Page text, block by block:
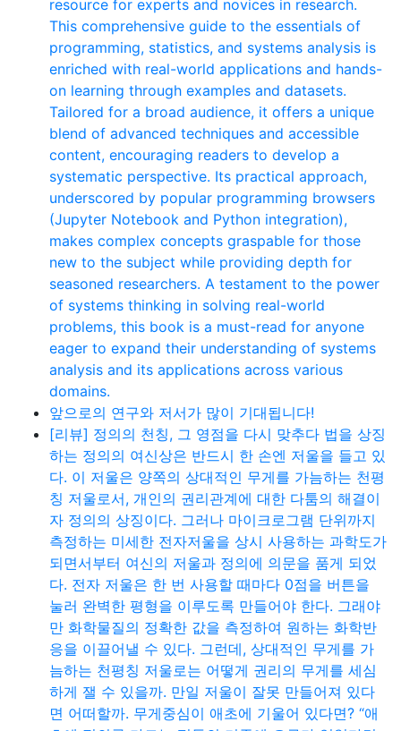
resource for experts and novices in research.
This comprehensive guide to the essentials of
programming, statistics, and systems analysis is
enriched with real-world applications and hands-
on learning through examples and datasets.
Tailored for a broad audience, it offers a unique
blend of advanced techniques and accessible
content, encouraging readers to develop a
systematic perspective. Its practical approach,
underscored by popular programming browsers
(Jupyter Notebook and Python integration),
makes complex concepts graspable for those
new to the subject while providing depth for
seasoned researchers. A testament to the power
of systems thinking in solving real-world
problems, this book is a must-read for anyone
eager to expand their understanding of systems
analysis and its applications across various
domains.
앞으로의 연구와 저서가 많이 기대됩니다!
[리뷰] 정의의 천칭, 그 영점을 다시 맞추다 법을 상징
하는 정의의 여신상은 반드시 한 손엔 저울을 들고 있
다. 이 저울은 양쪽의 상대적인 무게를 가늠하는 천평
칭 저울로서, 개인의 권리관계에 대한 다툼의 해결이
자 정의의 상징이다. 그러나 마이크로그램 단위까지
측정하는 미세한 전자저울을 상시 사용하는 과학도가
되면서부터 여신의 저울과 정의에 의문을 품게 되었
다. 전자 저울은 한 번 사용할 때마다 0점을 버튼을
눌러 완벽한 평형을 이루도록 만들어야 한다. 그래야
만 화학물질의 정확한 값을 측정하여 원하는 화학반
응을 이끌어낼 수 있다. 그런데, 상대적인 무게를 가
늠하는 천평칭 저울로는 어떻게 권리의 무게를 세심
하게 잴 수 있을까. 만일 저울이 잘못 만들어져 있다
면 어떠할까. 무게중심이 애초에 기울어 있다면? “애